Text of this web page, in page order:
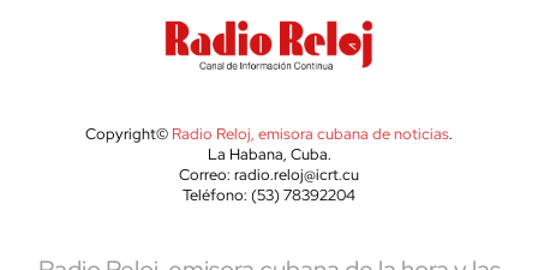
Copyright© Radio Reloj, emisora cubana de noticias.
La Habana, Cuba.
Correo: radio.reloj@icrt.cu
Teléfono: (53) 78392204